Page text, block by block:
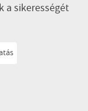
a sikerességét